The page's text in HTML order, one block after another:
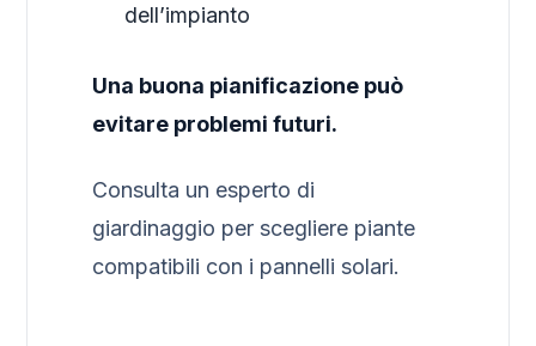
dell’impianto
Una buona pianificazione può
evitare problemi futuri.
Consulta un esperto di
giardinaggio per scegliere piante
compatibili con i pannelli solari.